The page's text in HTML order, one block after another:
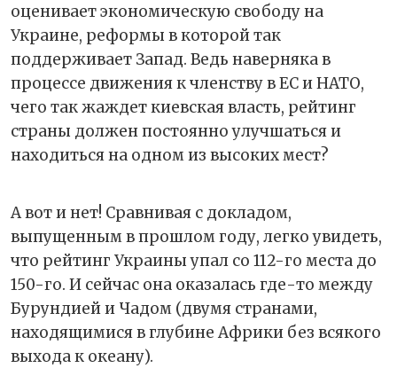
оценивает экономическую свободу на
Украине, реформы в которой так
поддерживает Запад. Ведь наверняка в
процессе движения к членству в ЕС и НАТО,
чего так жаждет киевская власть, рейтинг
страны должен постоянно улучшаться и
находиться на одном из высоких мест?
А вот и нет! Сравнивая с докладом,
выпущенным в прошлом году, легко увидеть,
что рейтинг Украины упал со 112-го места до
150-го. И сейчас она оказалась где-то между
Бурундией и Чадом (двумя странами,
находящимися в глубине Африки без всякого
выхода к океану).